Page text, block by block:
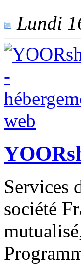
Lundi
Services
société